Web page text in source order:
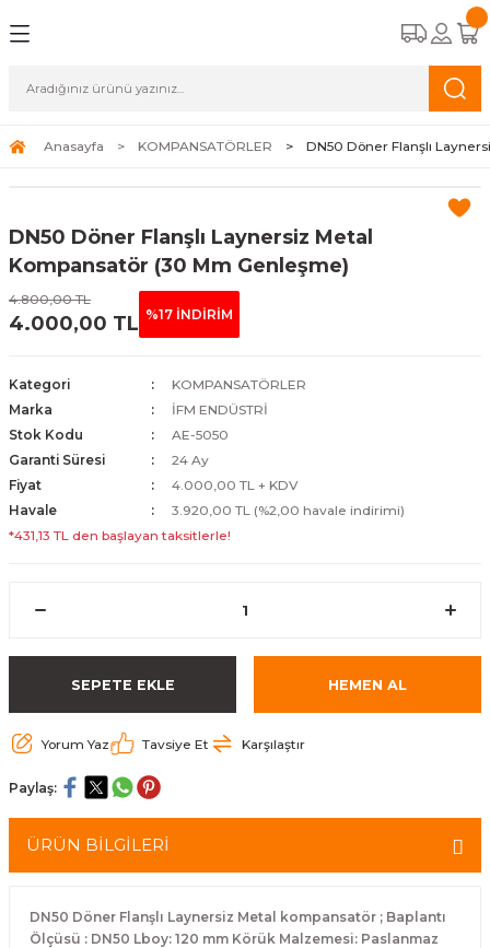
KASET TİPİ FAN COİLLER
FAN COİLLER
COİLLER
KAZANLAR
APAREYLERİ
APAREYLERİ
Anasayfa KOMPANSATÖRLER DN50 Döner Flanşlı
DN50 Döner Flanşlı Laynersiz Metal
Kompansatör (30 Mm Genleşme)
4.800,00 TL
4.000,00 TL %17 İNDİRİM
Kategori
KOMPANSATÖRLER
Marka
İFM ENDÜSTRİ
Stok Kodu
AE-5050
Garanti Süresi
24 Ay
Fiyat
4.000,00 TL + KDV
Havale
3.920,00 TL (%2,00 havale indirimi)
*431,13 TL den başlayan taksitlerle!
SEPETE EKLE HEMEN AL
Yorum Yaz Tavsiye Et Karşılaştır
Paylaş:
ÜRÜN BİLGİLERİ
DN50 Döner Flanşlı Laynersiz Metal kompansatör ; Baplantı
Ölçüsü : DN50 Lboy: 120 mm Körük Malzemesi: Paslanmaz